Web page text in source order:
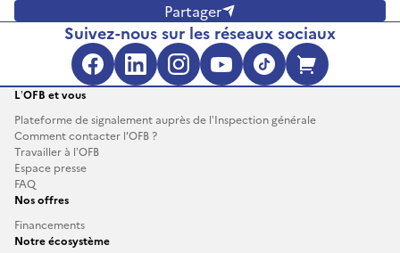
Partager
Suivez-nous sur les réseaux sociaux
Facebook (s'ouvre dans une
LinkedIn (s'ouvre dans
Instagram (s'ouvre
YouTube
TikTok
L’OFB et vous
Plateforme de signalement auprès de l’Inspection générale
Comment contacter l'OFB ?
Travailler à l’OFB
Espace presse
FAQ
Nos offres
Financements
Notre écosystème